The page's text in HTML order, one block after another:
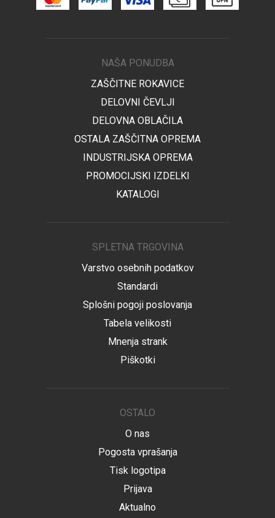
NAŠA PONUDBA
ZAŠČITNE ROKAVICE
DELOVNI ČEVLJI
DELOVNA OBLAČILA
OSTALA ZAŠČITNA OPREMA
INDUSTRIJSKA OPREMA
PROMOCIJSKI IZDELKI
KATALOGI
SPLETNA TRGOVINA
Varstvo osebnih podatkov
Standardi
Splošni pogoji poslovanja
Tabela velikosti
Mnenja strank
Piškotki
OSTALO
O nas
Pogosta vprašanja
Tisk logotipa
Prijava
Aktualno